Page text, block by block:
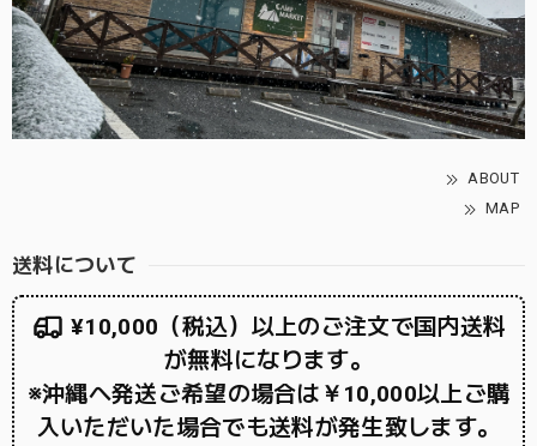
ABOUT
MAP
送料について
¥10,000（税込）以上のご注文で国内送料
が無料になります。
※沖縄へ発送ご希望の場合は￥10,000以上ご購
入いただいた場合でも送料が発生致します。